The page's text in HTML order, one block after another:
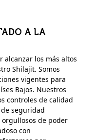
A LA
alcanzar los más altos
Shilajit. Somos
vigentes para
Bajos. Nuestros
controles de calidad
seguridad
de poder
con